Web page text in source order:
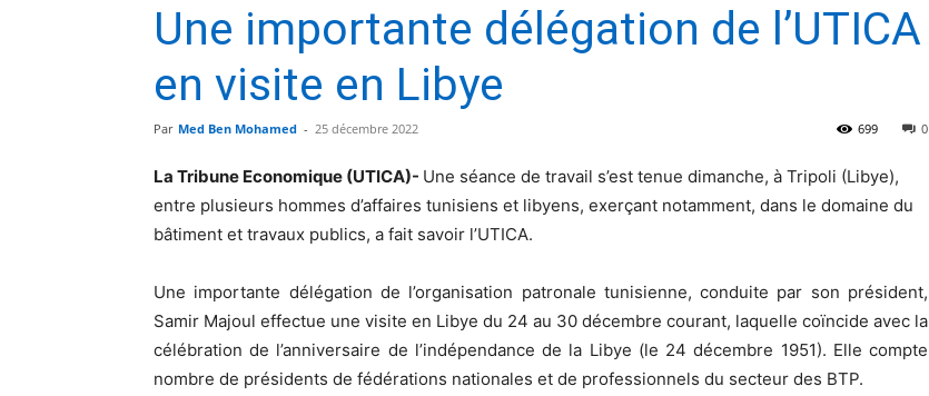
Une importante délégation de l’UTICA
en visite en Libye
Par Med Ben Mohamed - 25 décembre 2022 0
699
La Tribune Economique (UTICA)- Une séance de travail s’est tenue dimanche, à Tripoli (Libye),
entre plusieurs hommes d’affaires tunisiens et libyens, exerçant notamment, dans le domaine du
bâtiment et travaux publics, a fait savoir l’UTICA.
Une importante délégation de l’organisation patronale tunisienne, conduite par son président,
Samir Majoul effectue une visite en Libye du 24 au 30 décembre courant, laquelle coïncide avec la
célébration de l’anniversaire de l’indépendance de la Libye (le 24 décembre 1951). Elle compte
nombre de présidents de fédérations nationales et de professionnels du secteur des BTP.